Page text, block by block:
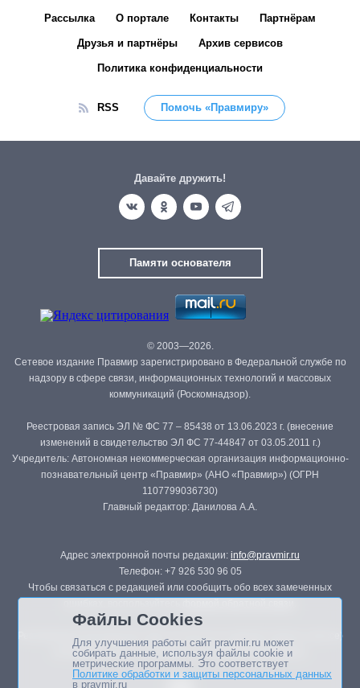
Рассылка О портале Контакты Партнёрам
Друзья и партнёры Архив сервисов
Политика конфиденциальности
RSS Помочь «Правмиру»
Давайте дружить!
Памяти основателя
© 2003—2026.
Сетевое издание Правмир зарегистрировано в Федеральной службе по
надзору в сфере связи, информационных технологий и массовых
коммуникаций (Роскомнадзор).
Реестровая запись ЭЛ № ФС 77 – 85438 от 13.06.2023 г. (внесение
изменений в свидетельство ЭЛ ФС 77-44847 от 03.05.2011 г.)
Учредитель: Автономная некоммерческая организация информационно-
познавательный центр «Правмир» (АНО «Правмир») (ОГРН
1107799036730)
Главный редактор: Данилова А.А.
Адрес электронной почты редакции: info@pravmir.ru
Телефон: +7 926 530 96 05
Чтобы связаться с редакцией или сообщить обо всех замеченных
Републикация материалов сайта в печатных изданиях (книгах, прессе)
возможна только с письменного разрешения редакции.
Файлы Cookies
Для улучшения работы сайт pravmir.ru может
собирать данные, используя файлы cookie и
метрические программы. Это соответствует
Политике обработки и защиты персональных данных
в pravmir.ru